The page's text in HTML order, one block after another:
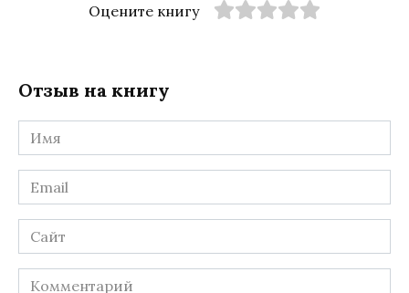
Оцените книгу
Отзыв на книгу
Имя
*
Email
*
Сайт
Комментарий